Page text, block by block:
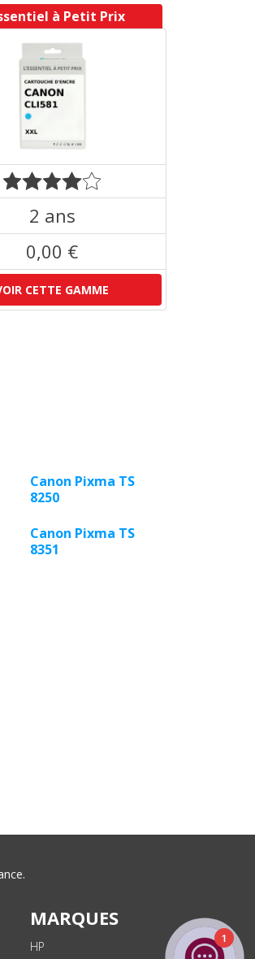
à Petit Prix
2 ans
0,00 €
CETTE GAMME
Canon Pixma TS
8250
Canon Pixma TS
8351
MARQUES
HP
1